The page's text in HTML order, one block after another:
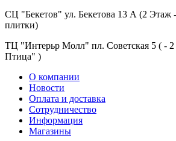
СЦ "Бекетов" ул. Бекетова 13 А (2 Этаж
плитки)
ТЦ "Интерьр Молл" пл. Советская 5 ( -
Птица" )
О компании
Новости
Оплата и доставка
Сотрудничество
Информация
Магазины